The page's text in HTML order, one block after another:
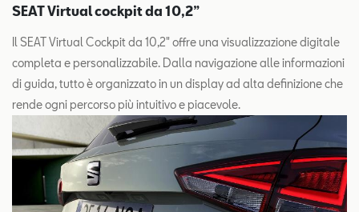
SEAT Virtual cockpit da 10,2”
Il SEAT Virtual Cockpit da 10,2" offre una visualizzazione digitale
completa e personalizzabile. Dalla navigazione alle informazioni
di guida, tutto è organizzato in un display ad alta definizione che
rende ogni percorso più intuitivo e piacevole.